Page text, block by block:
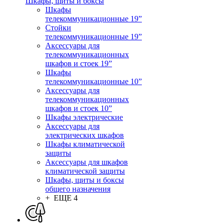
Шкафы
телекоммуникационные 19”
Стойки
телекоммуникационные 19”
Аксессуары для
телекоммуникационных
шкафов и стоек 19”
Шкафы
телекоммуникационные 10”
Аксессуары для
телекоммуникационных
шкафов и стоек 10”
Шкафы электрические
Аксессуары для
электрических шкафов
Шкафы климатической
защиты
Аксессуары для шкафов
климатической защиты
Шкафы, щиты и боксы
общего назначения
+ ЕЩЕ 4